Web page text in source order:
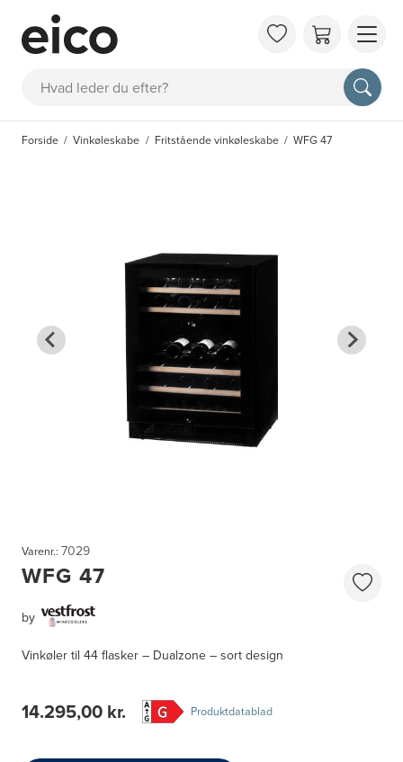
Søg
OM
FAQ
Forside Vinkøleskabe Fritstående vinkøleskabe WFG 47
Varenr.: 7029
WFG 47
by
Vinkøler til 44 flasker – Dualzone – sort design
14.295,00 kr. Produktdatablad